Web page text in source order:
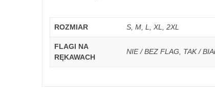
ROZMIAR S, M, L, XL, 2XL
FLAGI NA
RĘKAWACH
NIE / BEZ FLAG, TAK /